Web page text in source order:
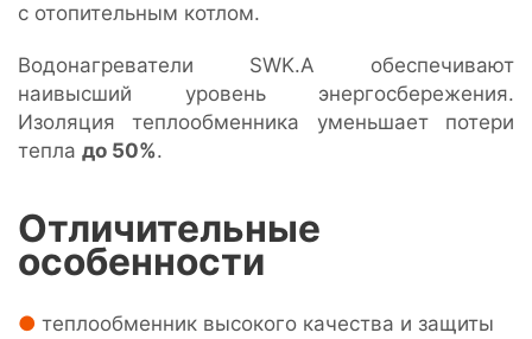
с отопительным котлом.
Водонагреватели SWK.A обеспечивают
наивысший уровень энергосбережения.
Изоляция теплообменника уменьшает потери
тепла до 50%.
Отличительные
особенности
теплообменник высокого качества и защиты